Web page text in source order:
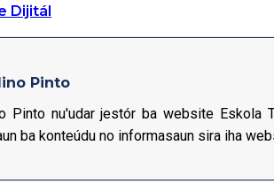
Dijitál
Pinto
Pinto nu'udar jestór ba website Eskola
ba konteúdu no informasaun sira iha